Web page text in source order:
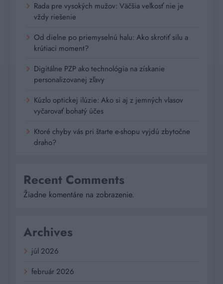
Rada pre vysokých mužov: Väčšia veľkosť nie je
vždy riešenie
Od dielne po priemyselnú halu: Ako skrotiť silu a
krútiaci moment?
Digitálne PZP ako technológia na získanie
personalizovanej zľavy
Kúzlo optickej ilúzie: Ako si aj z jemných vlasov
vyčarovať bohatý účes
Ktoré chyby vás pri štarte e-shopu vyjdú zbytočne
draho?
Recent Comments
Žiadne komentáre na zobrazenie.
Archives
júl 2026
február 2026